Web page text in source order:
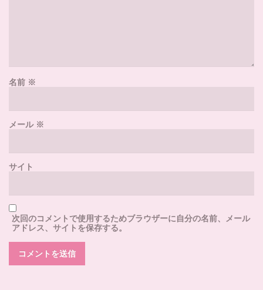
名前 ※
メール※
サイト
次回のコメントで使用するためブラウザーに自分の名前、メール
アドレス、サイトを保存する。